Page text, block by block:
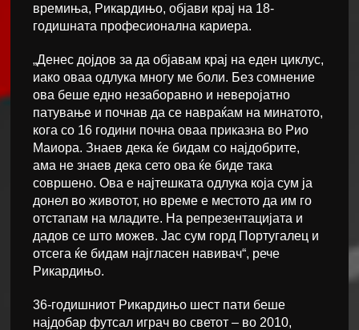
времиња, Рикардињо, објави крај на 18-
годишната професионална кариера.
„Денес дојдов за да објавам крај на еден циклус,
иако оваа одлука многу ме боли. Без сомнение
ова беше едно незаборавно и неверојатно
патување и почнав да се навраќам на минатото,
кога со 16 години почна оваа приказна во Рио
Маиора. Знаев дека ќе бидам со најдобрите,
ама не знаев дека сето ова ќе биде така
совршено. Ова е најтешката одлука која сум ја
донел во животот, но време е местото да им го
отстапам на младите. На репрезентацијата и
дадов се што можев. Јас сум горд Португалец и
отсега ќе бидам најгласен навивач“, рече
Рикардињо.
36-годишниот Рикардињо шест пати беше
најдобар футсал играч во светот – во 2010,